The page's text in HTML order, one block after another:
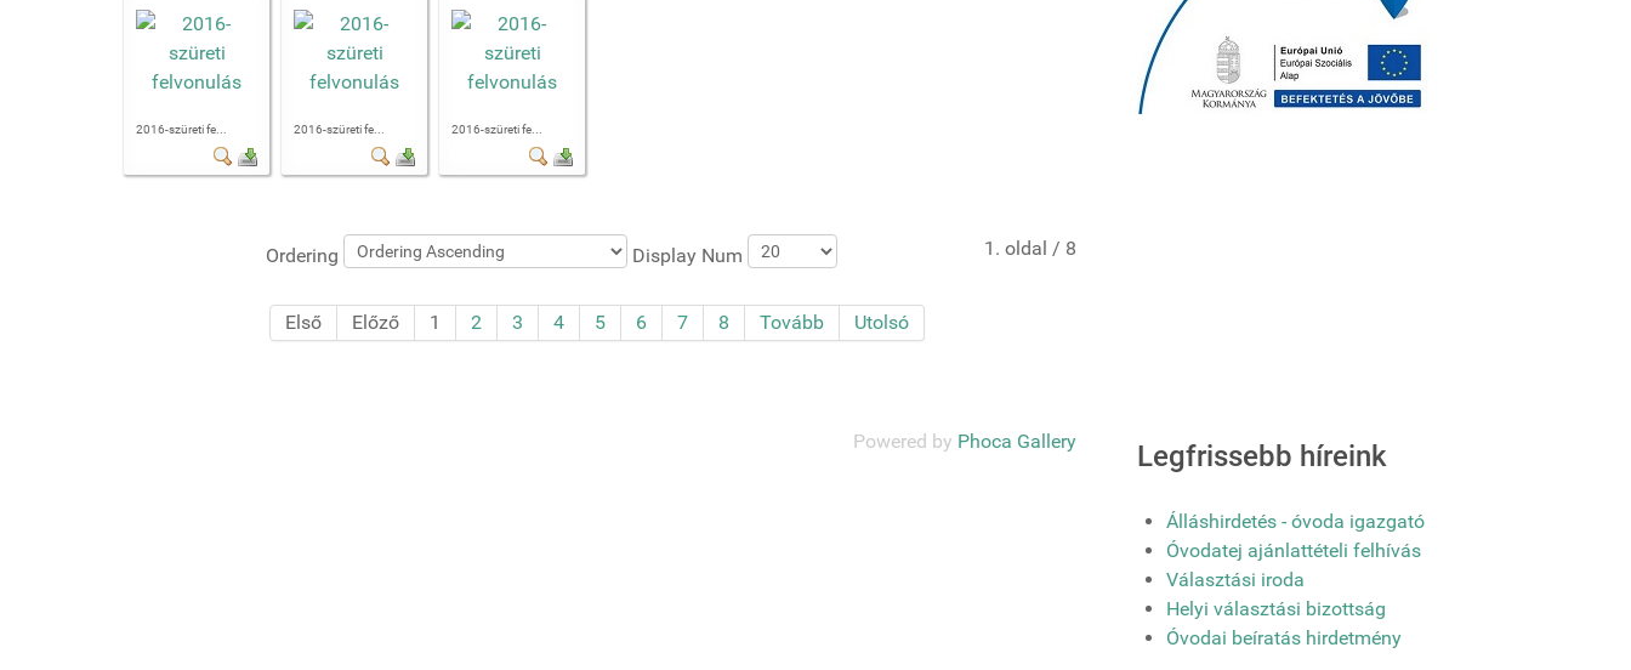
2016-szüreti fe... 2016-szüreti fe... 2016-szüreti fe...
Ordering Display Num 1. oldal / 8
Első Előző 1 2 3 4 5 6 7 8 Tovább Utolsó
Powered by Phoca Gallery Legfrissebb híreink
Álláshirdetés - óvoda igazgató
Óvodatej ajánlattételi felhívás
Választási iroda
Helyi választási bizottság
Óvodai beíratás hirdetmény